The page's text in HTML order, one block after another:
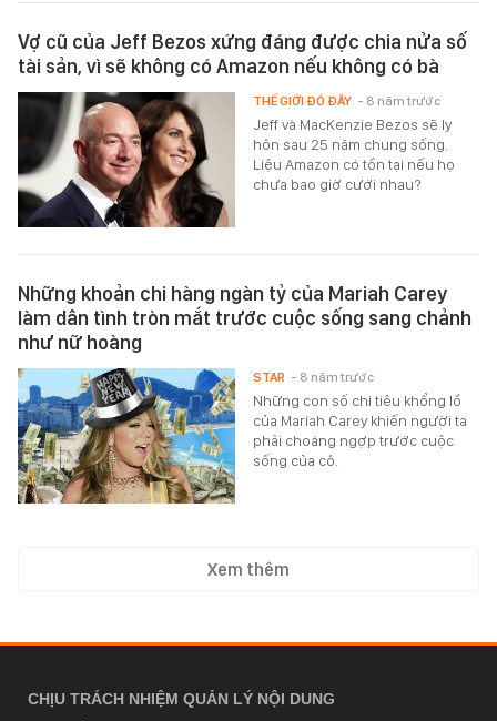
Vợ cũ của Jeff Bezos xứng đáng được chia nửa số
tài sản, vì sẽ không có Amazon nếu không có bà
Jeff và MacKenzie Bezos sẽ ly
hôn sau 25 năm chung sống.
Liệu Amazon có tồn tại nếu họ
chưa bao giờ cưới nhau?
THẾ GIỚI ĐÓ ĐÂY - 8 năm trước
Những khoản chi hàng ngàn tỷ của Mariah Carey
làm dân tình tròn mắt trước cuộc sống sang chảnh
như nữ hoàng
Những con số chi tiêu khổng lồ
của Mariah Carey khiến người ta
phải choáng ngợp trước cuộc
sống của cô.
STAR - 8 năm trước
Xem thêm
CHỊU TRÁCH NHIỆM QUẢN LÝ NỘI DUNG